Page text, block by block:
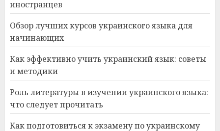
иностранцев
Обзор лучших курсов украинского языка для
начинающих
Как эффективно учить украинский язык: советы
и методики
Роль литературы в изучении украинского языка:
что следует прочитать
Как подготовиться к экзамену по украинскому